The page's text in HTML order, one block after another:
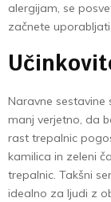
alergijam, se
začnete
Naravne sestavine
manj verjetno, da
rast trepalnic
kamilica in zeleni
trepalnic. Takšni
idealno za ljudi z